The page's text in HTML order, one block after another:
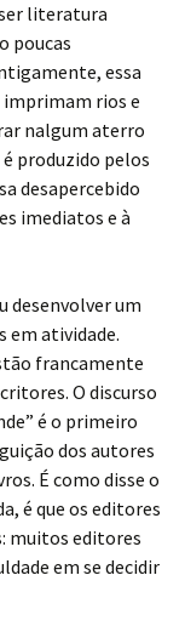
literatura
poucas
essa
imprimam rios e
nalgum aterro
produzido pelos
desapercebido
imediatos e à
desenvolver um
em atividade.
francamente
O discurso
é o primeiro
dos autores
É como disse o
é que os editores
muitos editores
em se decidir